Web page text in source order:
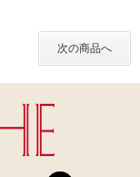
次の商品へ